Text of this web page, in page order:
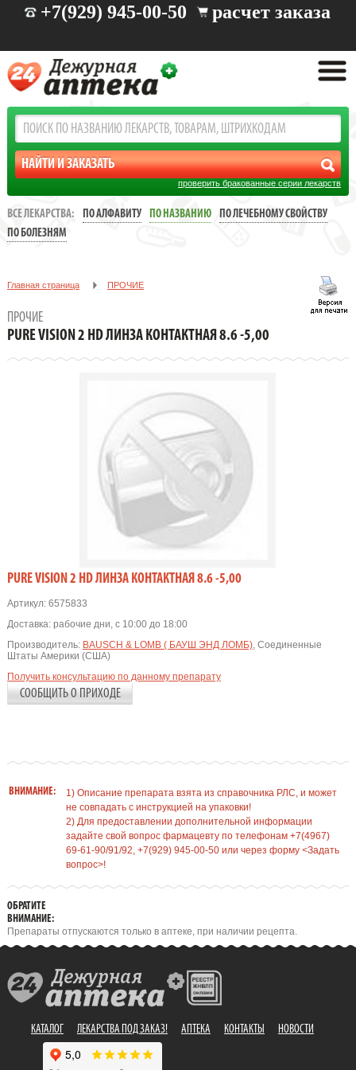
+7(929) 945-00-50 расчет заказа
проверить бракованные серии лекарств
ВСЕ ЛЕКАРСТВА: ПО АЛФАВИТУ ПО НАЗВАНИЮ
ПО ЛЕЧЕБНОМУ СВОЙСТВУ
ПО БОЛЕЗНЯМ
Главная страница ПРОЧИЕ
ПРОЧИЕ
PURE VISION 2 HD ЛИНЗА КОНТАКТНАЯ 8.6 -5,00
PURE VISION 2 HD ЛИНЗА КОНТАКТНАЯ 8.6 -5,00
Артикул:6575833
Доставка: рабочие дни, с 10:00 до 18:00
Производитель: BAUSCH & LOMB ( БАУШ ЭНД ЛОМБ), Соединенные
Штаты Америки (США)
Получить консультацию по данному препарату
СООБЩИТЬ О ПРИХОДЕ
ВНИМАНИЕ:
1) Описание препарата взята из справочника РЛС, и может
не совпадать с инструкцией на упаковки!
2) Для предоставлении дополнительной информации
задайте свой вопрос фармацевту по телефонам +7(4967)
69-61-90/91/92, +7(929) 945-00-50 или через форму <Задать
вопрос>!
ОБРАТИТЕ
ВНИМАНИЕ:
Препараты отпускаются только в аптеке, при наличии рецепта.
КАТАЛОГ ЛЕКАРСТВА ПОД ЗАКАЗ! АПТЕКА КОНТАКТЫ НОВОСТИ